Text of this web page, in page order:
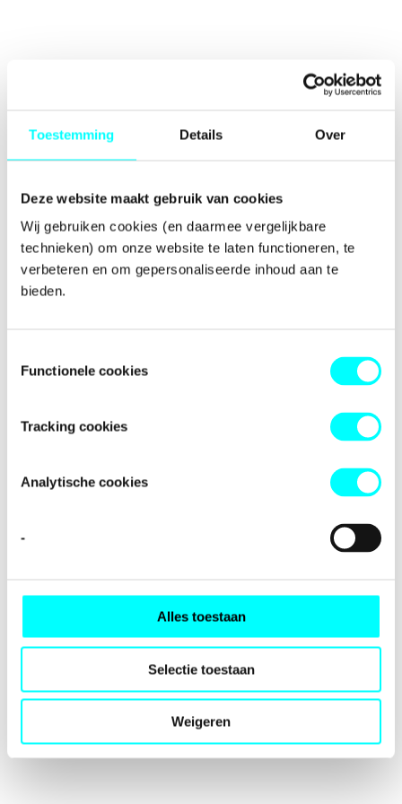
Toestemming Details Over
Deze website maakt gebruik van cookies
Wij gebruiken cookies (en daarmee vergelijkbare
technieken) om onze website te laten functioneren, te
verbeteren en om gepersonaliseerde inhoud aan te
bieden.
Functionele cookies
Tracking cookies
Analytische cookies
-
Alles toestaan
Selectie toestaan
Weigeren
-side exception has occurred while
browser consolefor